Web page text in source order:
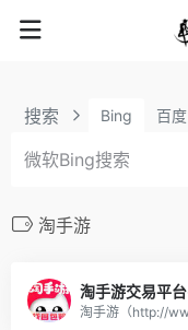
搜索 Bing 百度
淘手游